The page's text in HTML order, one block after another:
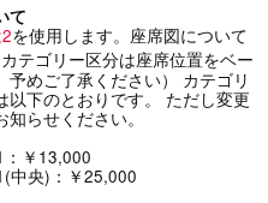
て
を使用します。座席図について
テゴリー区分は座席位置をベー
めご了承ください） カテゴリ
以下のとおりです。 ただし変更
らせください。
￥13,000
中央)：￥25,000